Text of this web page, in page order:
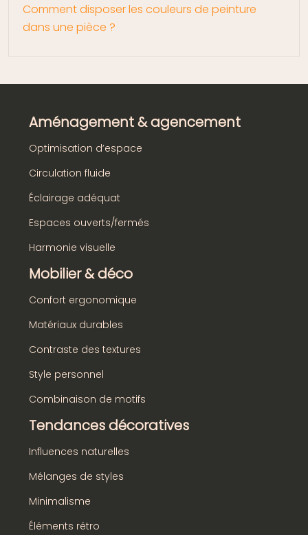
Comment disposer les couleurs de peinture
dans une pièce ?
Aménagement & agencement
Optimisation d’espace
Circulation fluide
Éclairage adéquat
Espaces ouverts/fermés
Harmonie visuelle
Mobilier & déco
Confort ergonomique
Matériaux durables
Contraste des textures
Style personnel
Combinaison de motifs
Tendances décoratives
Influences naturelles
Mélanges de styles
Minimalisme
Éléments rétro